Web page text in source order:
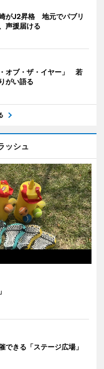
がJ2昇格 地元でパブリ
声援届ける
オブ・ザ・イヤー」 若
がい語る
ッシュ
できる「ステージ広場」